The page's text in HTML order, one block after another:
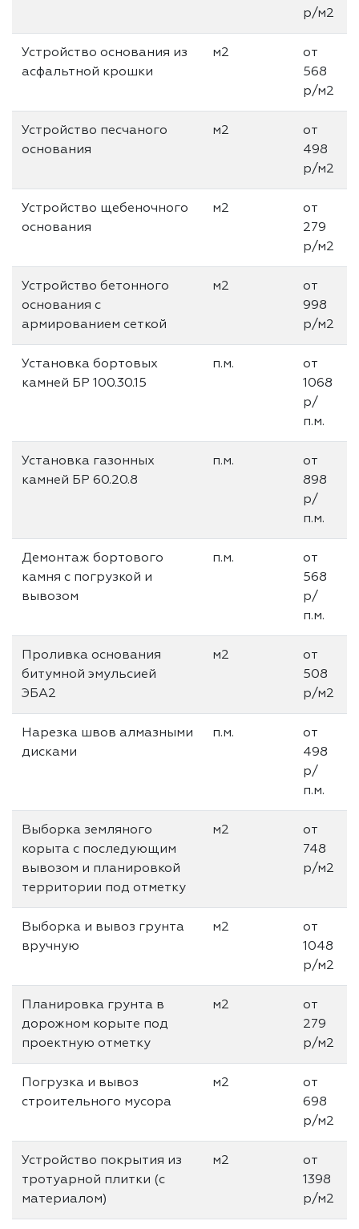
р/м2
Устройство основания из
асфальтной крошки
м2
от
568
р/м2
Устройство песчаного
основания
м2
от
498
р/м2
Устройство щебеночного
основания
м2
от
279
р/м2
Устройство бетонного
основания с
армированием сеткой
м2
от
998
р/м2
Установка бортовых
камней БР 100.30.15
п.м.
от
1068
р/
п.м.
Установка газонных
камней БР 60.20.8
п.м.
от
898
р/
п.м.
Демонтаж бортового
камня с погрузкой и
вывозом
п.м.
от
568
р/
п.м.
Проливка основания
битумной эмульсией
ЭБА2
м2
от
508
р/м2
Нарезка швов алмазными
дисками
п.м.
от
498
р/
п.м.
Выборка земляного
корыта с последующим
вывозом и планировкой
территории под отметку
м2
от
748
р/м2
Выборка и вывоз грунта
вручную
м2
от
1048
р/м2
Планировка грунта в
дорожном корыте под
проектную отметку
м2
от
279
р/м2
Погрузка и вывоз
строительного мусора
м2
от
698
р/м2
Устройство покрытия из
тротуарной плитки (с
материалом)
м2
от
1398
р/м2